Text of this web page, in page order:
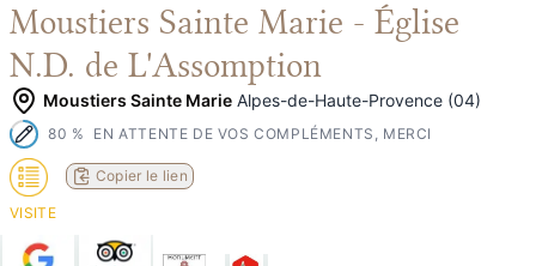
Moustiers Sainte Marie - Église
N.D. de L'Assomption
Moustiers Sainte Marie Alpes-de-Haute-Provence (04)
80 % EN ATTENTE DE VOS COMPLÉMENTS, MERCI
VISITE
Copier le lien